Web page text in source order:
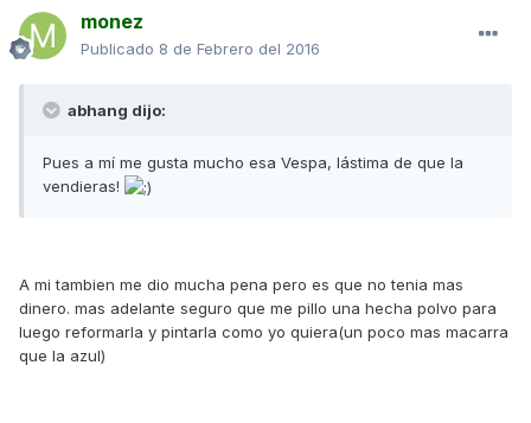
monez
Publicado 8 de Febrero del 2016
abhang dijo:
Pues a mí me gusta mucho esa Vespa, lástima de que la
vendieras!
A mi tambien me dio mucha pena pero es que no tenia mas
dinero. mas adelante seguro que me pillo una hecha polvo para
luego reformarla y pintarla como yo quiera(un poco mas macarra
que la azul)